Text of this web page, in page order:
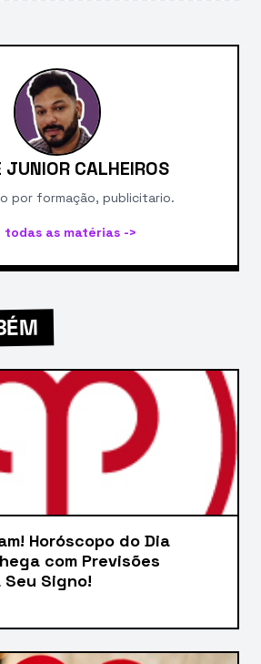
JUNIOR CALHEIROS
por formação, publicitario.
todas as matérias ->
Horóscopo do Dia
com Previsões
Signo!